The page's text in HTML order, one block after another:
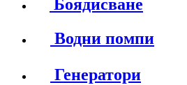
Боядисване
Водни помпи
Генератори